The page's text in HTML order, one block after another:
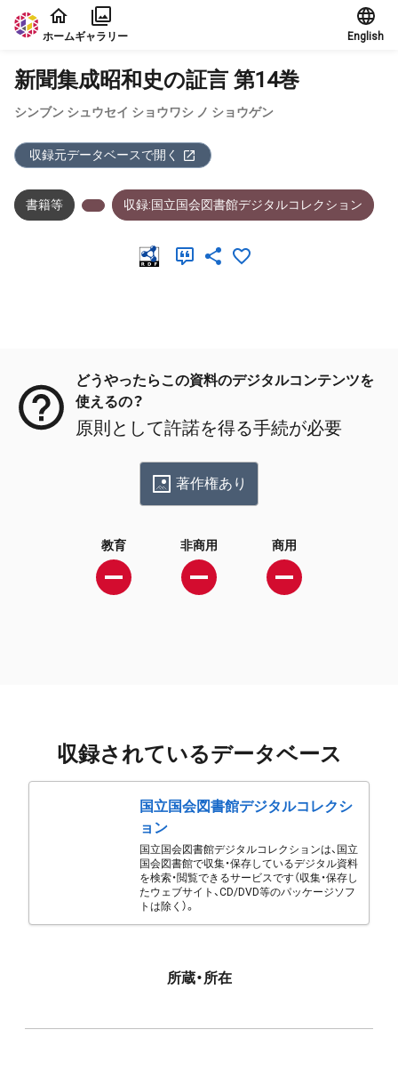
本文に飛ぶ
ホームギャラリー English
新聞集成昭和史の証言 第14巻
シンブン シュウセイ ショウワシ ノ ショウゲン
収録元データベースで開く
書籍等 収録:国立国会図書館デジタルコレクション
どうやったらこの資料のデジタルコンテンツを
使えるの？
原則として許諾を得る手続が必要
著作権あり
教育 非商用 商用
収録されているデータベース
国立国会図書館デジタルコレクシ
ョン
国立国会図書館デジタルコレクションは、国立
国会図書館で収集・保存しているデジタル資料
を検索・閲覧できるサービスです（収集・保存し
たウェブサイト、CD/DVD等のパッケージソフ
トは除く）。
所蔵・所在